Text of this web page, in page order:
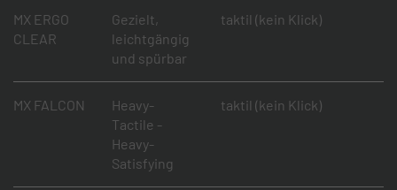
MX ERGO
CLEAR
Gezielt,
leichtgängig
und spürbar
taktil (kein Klick)
MX FALCON
Heavy-
Tactile -
Heavy-
Satisfying
taktil (kein Klick)